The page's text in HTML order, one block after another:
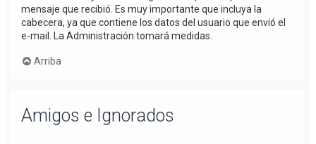
mensaje que recibió. Es muy importante que incluya la
cabecera, ya que contiene los datos del usuario que envió el
e-mail. La Administración tomará medidas.
Arriba
Amigos e Ignorados